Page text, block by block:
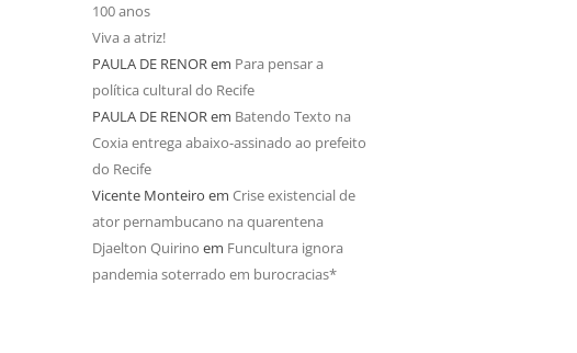
100 anos
Viva a atriz!
PAULA DE RENORem Para pensar a
política cultural do Recife
PAULA DE RENORem Batendo Texto na
Coxia entrega abaixo-assinado ao prefeito
do Recife
Vicente Monteiro em Crise existencial de
ator pernambucano na quarentena
Djaelton Quirino em Funcultura ignora
pandemia soterrado em burocracias*